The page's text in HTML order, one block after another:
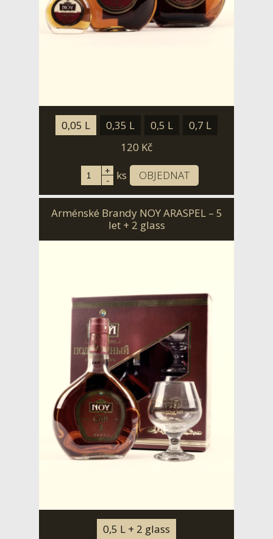
0,05 L 0,35 L 0,5 L
0,7 L
120 Kč
+
- ks OBJEDNAT
Arménské Brandy NOY ARASPEL – 5
let + 2 glass
0,5 L + 2 glass